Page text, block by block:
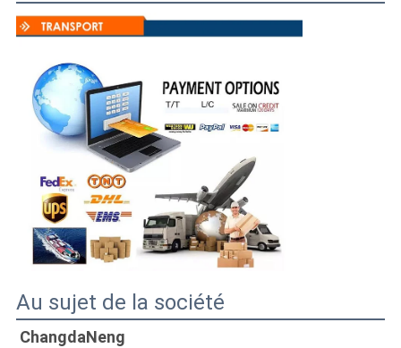
Au sujet de la société
ChangdaNeng